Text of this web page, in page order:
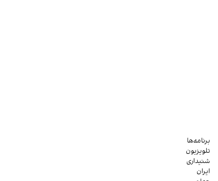
برنامه‌ها
تلویزیون
شنیداری
ایران